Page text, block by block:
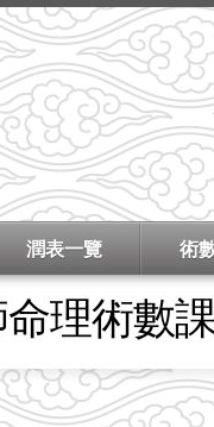
潤表一覽 術
理術數